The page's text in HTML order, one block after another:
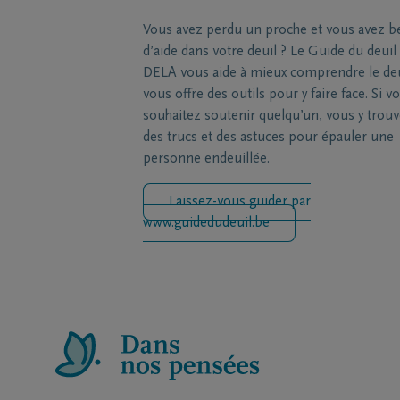
Vous avez perdu un proche et vous avez
d’aide dans votre deuil ? Le Guide du deuil
DELA vous aide à mieux comprendre le
vous offre des outils pour y faire face. Si
souhaitez soutenir quelqu’un, vous y
des trucs et des astuces pour épauler une
personne endeuillée.
Laissez-vous guider par
www.guidedudeuil.be